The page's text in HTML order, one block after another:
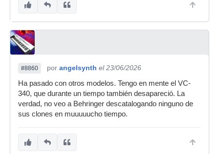
#8860 por angelsynth el 23/06/2026
Ha pasado con otros modelos. Tengo en mente el VC-
340, que durante un tiempo también desapareció. La
verdad, no veo a Behringer descatalogando ninguno de
sus clones en muuuuucho tiempo.